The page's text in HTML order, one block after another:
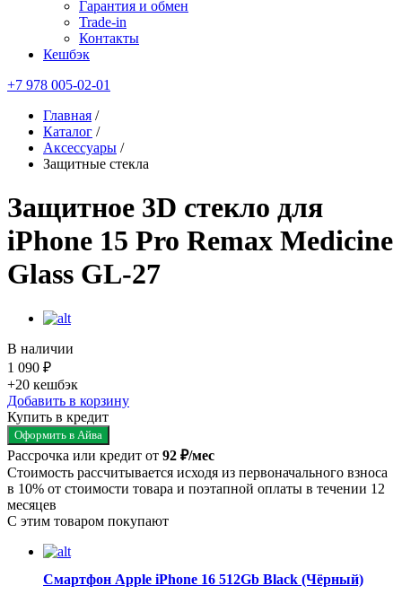
Гарантия и обмен
Trade-in
Контакты
Кешбэк
+7 978 005-02-01
Главная /
Каталог /
Аксессуары /
Защитные стекла
Защитное 3D стекло для
iPhone 15 Pro Remax Medicine
Glass GL-27
В наличии
1 090 ₽
+20 кешбэк
Добавить в корзину
Купить в кредит
Оформить в Айва
Рассрочка или кредит от 92 ₽/мес
Стоимость рассчитывается исходя из первоначального взноса
в 10% от стоимости товара и поэтапной оплаты в течении 12
месяцев
С этим товаром покупают
Смартфон Apple iPhone 16 512Gb Black (Чёрный)